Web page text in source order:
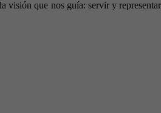
visión que nos guía: servir y representar